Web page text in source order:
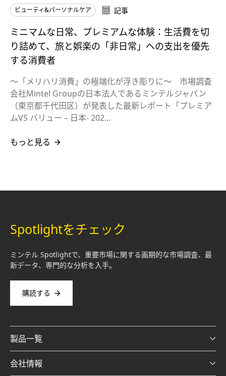
ビューティ&パーソナルケア
記事
ミニマムな日常、プレミアムな体験：生活費を切
り詰めて、旅と娯楽の「非日常」への支出を優先
する消費者
～「メリハリ消費」の極端化が浮き彫りに～​ 市場調査
会社Mintel Groupの日本法人であるミンテルジャパン
（東京都千代田区）が発表した最新レポート「プレミア
ムVS バリュー – 日本- 202…
もっと見る
Spotlightをチェック
ミンテル Spotlightで、重要市場に関する画期的な市場調査、最
新データ、専門的な分析を入手。
購読する
製品一覧
会社情報